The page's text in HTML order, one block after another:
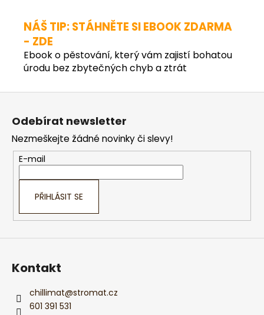
NÁŠ TIP: STÁHNĚTE SI EBOOK ZDARMA
- ZDE
Ebook o pěstování, který vám zajistí bohatou
úrodu bez zbytečných chyb a ztrát
Z
Odebírat newsletter
Nezmeškejte žádné novinky či slevy!
E-mail
PŘIHLÁSIT SE
Kontakt
chillimat@stromat.cz
601 391 531